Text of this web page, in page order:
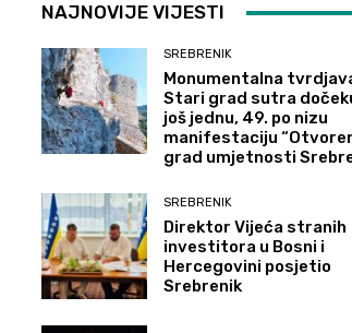
NAJNOVIJE VIJESTI
SREBRENIK
Monumentalna
Stari grad sutra
još jednu, 49. po nizu
manifestaciju
grad umjetnosti
SREBRENIK
Direktor Vijeća stranih
investitora u Bosni i
Hercegovini posjetio
Srebrenik